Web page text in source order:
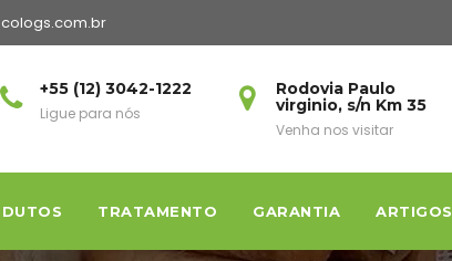
+55 (12) 3042-1222
Ligue para nós
Rodovia Paulo
virginio, s/n Km 35
Venha nos visitar
TRATAMENTO GARANTIA ARTIGOS